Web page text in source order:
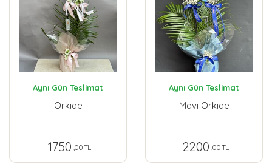
Aynı Gün Teslimat
Orkide
1750 ,00 TL
Aynı Gün Teslimat
Mavi Orkide
2200 ,00 TL